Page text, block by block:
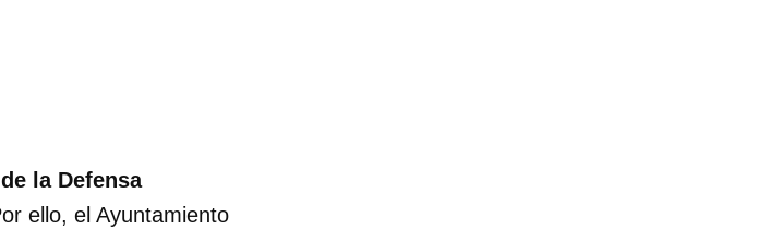
la Defensa
ello, el Ayuntamiento